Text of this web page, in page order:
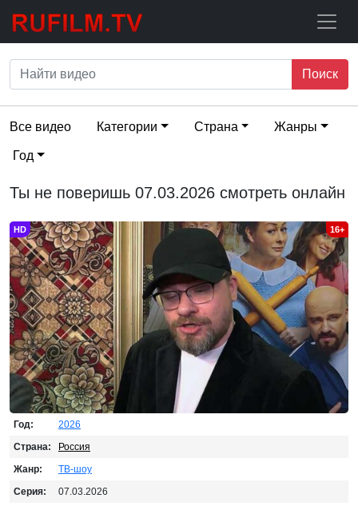
Поиск
Все видео Категории Страна Жанры
Год
Ты не поверишь 07.03.2026 смотреть онлайн
HD 16+
Год:
2026
Страна:
Россия
Жанр:
ТВ-шоу
Серия:
07.03.2026